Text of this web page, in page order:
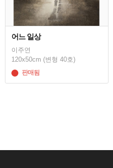
어느 일상
이주연
120x50cm (변형 40호)
판매됨